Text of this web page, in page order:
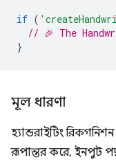
if (
// 🎉 The
}
মূল ধারণা
হ্যান্ডরাইটিং
রূপান্তর করে, ইনপুট